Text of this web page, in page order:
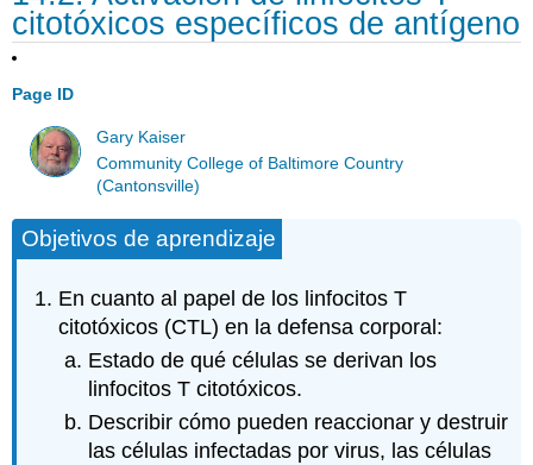
citotóxicos específicos de antígeno
Page ID
Gary Kaiser
Community College of Baltimore Country
(Cantonsville)
Objetivos de aprendizaje
En cuanto al papel de los linfocitos T
citotóxicos (CTL) en la defensa corporal:
Estado de qué células se derivan los
linfocitos T citotóxicos.
Describir cómo pueden reaccionar y destruir
las células infectadas por virus, las células